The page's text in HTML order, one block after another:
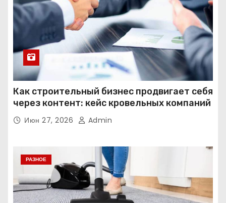
Как строительный бизнес продвигает себя
через контент: кейс кровельных компаний
Июн 27, 2026 Admin
РАЗНОЕ